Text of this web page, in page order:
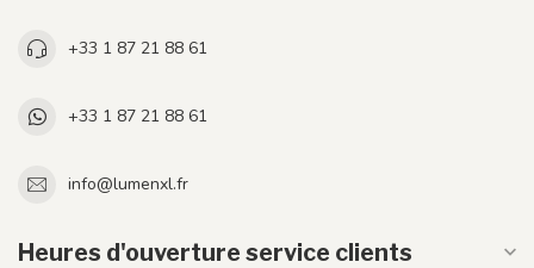
+33 1 87 21 88 61
+33 1 87 21 88 61
info@lumenxl.fr
Heures d'ouverture service clients